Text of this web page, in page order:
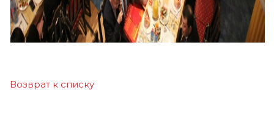
Возврат к списку